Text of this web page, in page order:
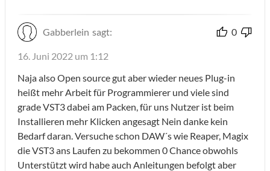
Gabberlein sagt: 0
16. Juni 2022 um 1:12
Naja also Open source gut aber wieder neues Plug-in
heißt mehr Arbeit für Programmierer und viele sind
grade VST3 dabei am Packen, für uns Nutzer ist beim
Installieren mehr Klicken angesagt Nein danke kein
Bedarf daran. Versuche schon DAW´s wie Reaper, Magix
die VST3 ans Laufen zu bekommen 0 Chance obwohls
Unterstützt wird habe auch Anleitungen befolgt aber